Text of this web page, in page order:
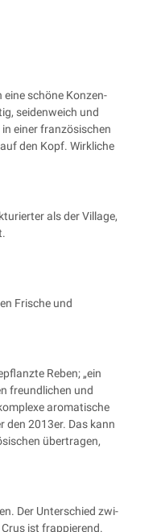
eine schö­ne Kon­zen­
sei­den­weich und
in einer fran­zö­si­schen
den Kopf. Wirk­li­che
als der Vil­la­ge,
Fri­sche und
Reben; „ein
freund­li­chen und
aro­ma­ti­sche
den 2013er. Das kann
über­tra­gen,
Der Unter­schied zwi­
ist frap­pie­rend.